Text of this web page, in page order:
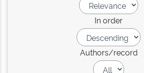
In order
Authors/record